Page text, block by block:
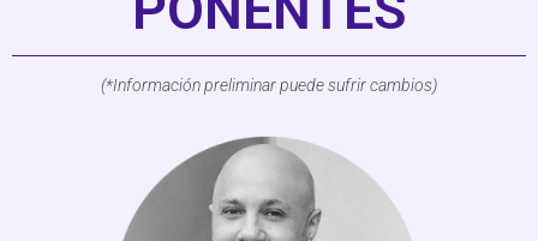
(*Información preliminar puede sufrir cambios)